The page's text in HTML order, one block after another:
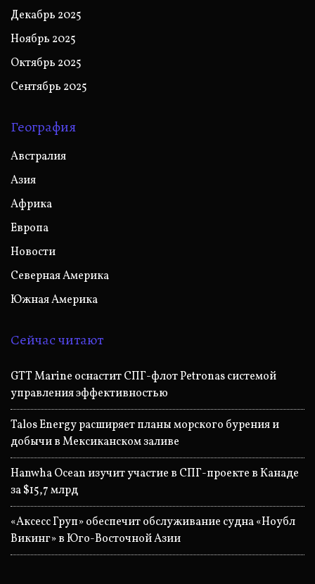
Декабрь 2025
Ноябрь 2025
Октябрь 2025
Сентябрь 2025
География
Австралия
Азия
Африка
Европа
Новости
Северная Америка
Южная Америка
Сейчас читают
GTT Marine оснастит СПГ-флот Petronas системой
управления эффективностью
Talos Energy расширяет планы морского бурения и
добычи в Мексиканском заливе
Hanwha Ocean изучит участие в СПГ-проекте в Канаде
за $15,7 млрд
«Аксесс Груп» обеспечит обслуживание судна «Ноубл
Викинг» в Юго-Восточной Азии